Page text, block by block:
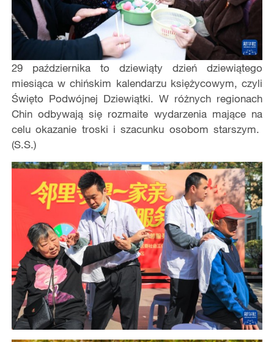
29 października to dziewiąty dzień dziewiątego
miesiąca w chińskim kalendarzu księżycowym, czyli
Święto Podwójnej Dziewiątki. W różnych regionach
Chin odbywają się rozmaite wydarzenia mające na
celu okazanie troski i szacunku osobom starszym.
(S.S.)